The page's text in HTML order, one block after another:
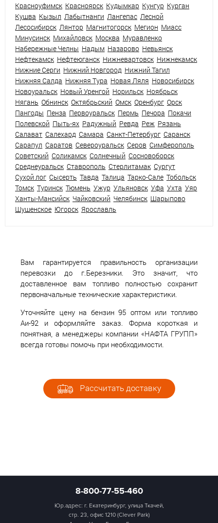
Красноуфимск Красноярск Кудымкар Кунгур Курган
Кушва Кызыл Лабытнанги Лангепас Лесной
Лесосибирск Лянтор Магнитогорск Мегион Миасс
Минусинск Михайловск Москва Муравленко
Набережные Челны Надым Назарово Невьянск
Нефтекамск Нефтеюганск Нижневартовск Нижнекамск
Нижние Серги Нижний Новгород Нижний Тагил
Нижняя Салда Нижняя Тура Новая Ляля Новосибирск
Новоуральск Новый Уренгой Норильск Ноябрьск
Нягань Обнинск Октябрьский Омск Оренбург Орск
Пангоды Пенза Первоуральск Пермь Печора Покачи
Полевской Пыть-ях Радужный Ревда Реж Рязань
Салават Салехард Самара Санкт-Петербург Саранск
Сарапул Саратов Североуральск Серов Симферополь
Советский Соликамск Солнечный Сосновоборск
Среднеуральск Ставрополь Стерлитамак Сургут
Сухой лог Сысерть Тавда Талица Тарко-Сале Тобольск
Томск Туринск Тюмень Ужур Ульяновск Уфа Ухта Уяр
Ханты-Мансийск Чайковский Челябинск Шарыпово
Шушенское Югорск Ярославль
Вам гарантируется правильность организации
перевозки до г.Березники. Это значит, что
доставленное вам топливо полностью сохранит
первоначальные технические характеристики.
Уточняйте цену на бензин 95 оптом или топливо
Аи-92 и оформляйте заказ. Форма короткая и
понятная, а менеджеры компании «НАФТА ГРУПП»
всегда готовы помочь при необходимости.
Рассчитать доставку
8-800-77-55-460
Юр.адрес: г. Екатеринбург, улица Ткачей,
стр. 23, офис 1210 (Clever Park)